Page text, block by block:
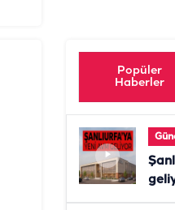
Popüler
Haberler